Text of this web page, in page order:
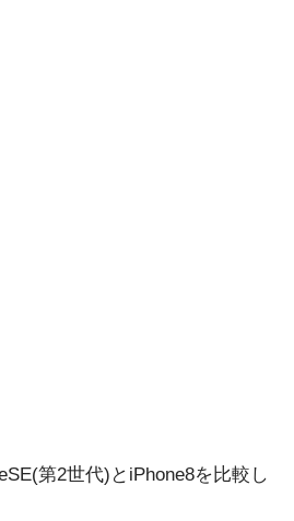
第2世代)とiPhone8を比較し